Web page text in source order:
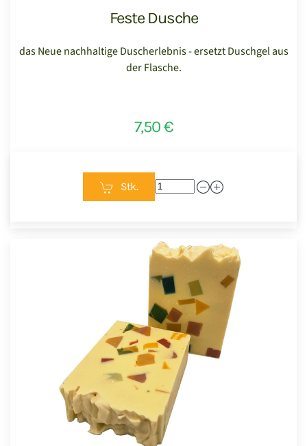
Feste Dusche
das Neue nachhaltige Duscherlebnis - ersetzt Duschgel aus
der Flasche.
7,50 €
Stk.